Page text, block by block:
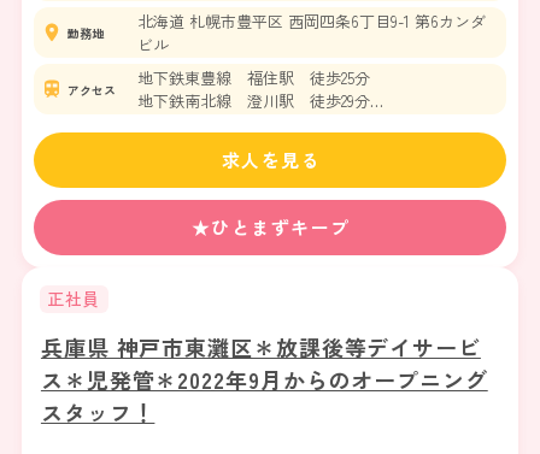
勤務地
北海道 札幌市豊平区 西岡四条6丁目9-1 第6カンダ
ビル
アクセス
地下鉄東豊線 福住駅 徒歩25分
地下鉄南北線 澄川駅 徒歩29分
★ひとまずキープ
求人を見る
正社員
兵庫県 神戸市東灘区＊放課後等デイサービ
ス＊児発管＊2022年9月からのオープニング
スタッフ！